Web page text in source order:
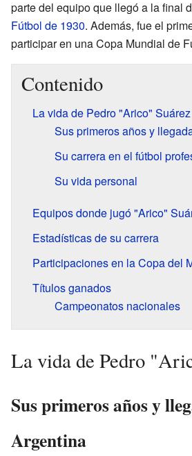
parte del equipo que llegó a la final
Fútbol de 1930. Además, fue el
participar en una Copa Mundial de
Contenido
La vida de Pedro "Arico" Suárez
Sus primeros años y
Su carrera en el fútbol
Su vida personal
Equipos donde jugó "Arico"
Estadísticas de su carrera
Participaciones en la Copa del
Títulos ganados
Campeonatos nacionales
La vida de Pedro
Sus primeros años y
Argentina